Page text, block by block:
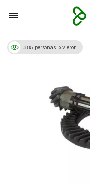
385 personas lo vieron